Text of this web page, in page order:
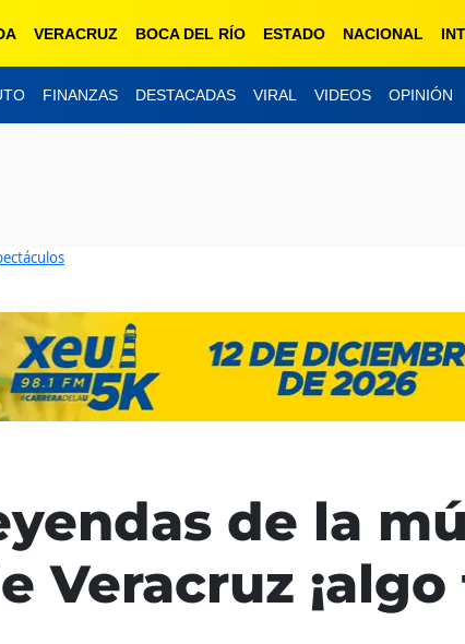
VERACRUZ BOCA DEL RÍO ESTADO NACIONAL
FINANZAS DESTACADAS VIRAL VIDEOS OPINIÓN
de la
Veracruz